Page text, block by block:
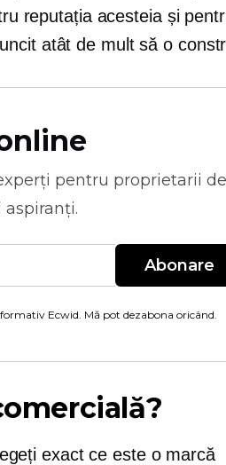
reputația acesteia și
atât de mult să o
pentru proprietarii de
Abonare
Ecwid. Mă pot dezabona oricând.
exact ce este o marcă